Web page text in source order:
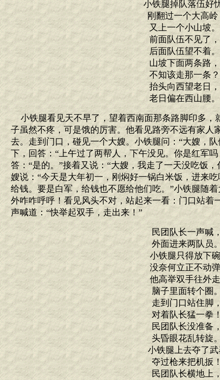
小铁腿掉队落伍好
刚翻过一个大高岭
又上一个小山坡
前面队伍不见了
后面队伍望不着
山坡下面两条路
不知该走那一条
抬头向西望老日
老日偏在西山腰
小铁腿看见天不早了，望着西南面那条路脚印多，
子虽然不疼，可是饿的厉害。他看见路旁不远有家人
去。走到门口，碰见一个大嫂。小铁腿问：“大嫂，
下，回答：“上午过了两帮人，下午没见。你是红军
答：“是的。”接着又说：“大嫂，我走了一天没吃饭
嫂说：“今天是大年初一，刚焖好一锅白米饭，进来
给钱。要是白军，给钱也不愿给他们吃。”小铁腿随
外咋咋呼呼！看见风头不对，站起来一看：门口站着
声喊道：“快举起双手，走出来！”
民团队长一声喊
外面进来两队员
小铁腿只得放下
没奈何立正不动
他高举双手往外
脑子里面转个圈
走到门口站住脚
对着队长猛一拳
民团队长没准备
头昏眼花乱转旋
小铁腿上去夺了武
夺过枪来把机扳
民团队长横地上